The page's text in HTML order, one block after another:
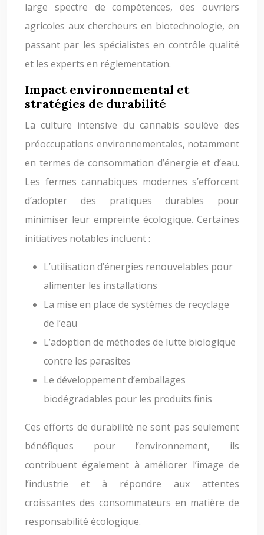
large spectre de compétences, des ouvriers
agricoles aux chercheurs en biotechnologie, en
passant par les spécialistes en contrôle qualité
et les experts en réglementation.
Impact environnemental et
stratégies de durabilité
La culture intensive du cannabis soulève des
préoccupations environnementales, notamment
en termes de consommation d’énergie et d’eau.
Les fermes cannabiques modernes s’efforcent
d’adopter des pratiques durables pour
minimiser leur empreinte écologique. Certaines
initiatives notables incluent :
L’utilisation d’énergies renouvelables pour
alimenter les installations
La mise en place de systèmes de recyclage
de l’eau
L’adoption de méthodes de lutte biologique
contre les parasites
Le développement d’emballages
biodégradables pour les produits finis
Ces efforts de durabilité ne sont pas seulement
bénéfiques pour l’environnement, ils
contribuent également à améliorer l’image de
l’industrie et à répondre aux attentes
croissantes des consommateurs en matière de
responsabilité écologique.